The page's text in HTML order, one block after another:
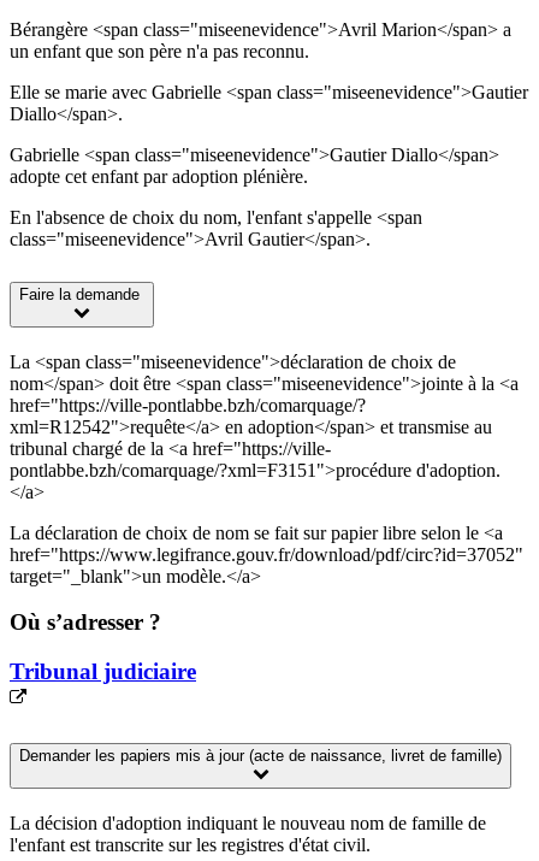
Bérangère <span class="miseenevidence">Avril Marion</span> a
un enfant que son père n'a pas reconnu.
Elle se marie avec Gabrielle <span class="miseenevidence">Gautier
Diallo</span>.
Gabrielle <span class="miseenevidence">Gautier Diallo</span>
adopte cet enfant par adoption plénière.
En l'absence de choix du nom, l'enfant s'appelle <span
class="miseenevidence">Avril Gautier</span>.
Faire la demande
La <span class="miseenevidence">déclaration de choix de
nom</span> doit être <span class="miseenevidence">jointe à la <a
href="https://ville-pontlabbe.bzh/comarquage/?
xml=R12542">requête</a> en adoption</span> et transmise au
tribunal chargé de la <a href="https://ville-
pontlabbe.bzh/comarquage/?xml=F3151">procédure d'adoption.
</a>
La déclaration de choix de nom se fait sur papier libre selon le <a
href="https://www.legifrance.gouv.fr/download/pdf/circ?id=37052"
target="_blank">un modèle.</a>
Où s’adresser ?
Tribunal judiciaire
Demander les papiers mis à jour (acte de naissance, livret de famille)
La décision d'adoption indiquant le nouveau nom de famille de
l'enfant est transcrite sur les registres d'état civil.